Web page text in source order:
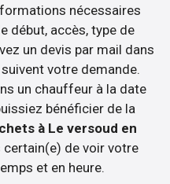
nécessaires
début, accès, type de
un devis par mail dans
votre demande.
un chauffeur à la date
bénéficier de la
à Le versoud en
certain(e) de voir votre
et en heure.